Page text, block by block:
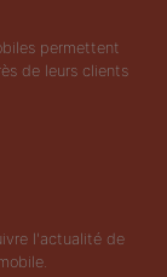
permettent
de leurs clients
l'actualité de